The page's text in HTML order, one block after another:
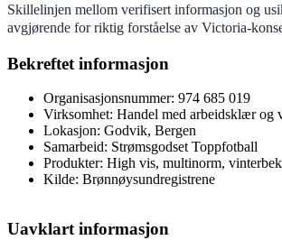
Skillelinjen mellom verifisert informasjon og
avgjørende for riktig forståelse av Victoria-
Bekreftet informasjon
Organisasjonsnummer: 974 685 019
Virksomhet: Handel med arbeidsklær og
Lokasjon: Godvik, Bergen
Samarbeid: Strømsgodset Toppfotball
Produkter: High vis, multinorm,
Kilde: Brønnøysundregistrene
Uavklart informasjon